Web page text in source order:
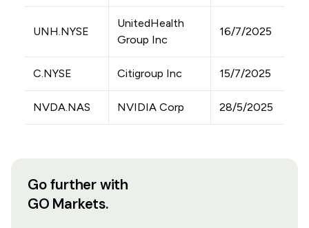
UNH.NYSE
UnitedHealth
Group Inc
16/7/2025
C.NYSE Citigroup Inc 15/7/2025
NVDA.NAS NVIDIA Corp 28/5/2025
Go further with
GO Markets.